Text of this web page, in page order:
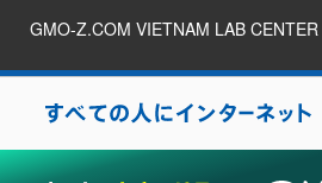
GMO-Z.COM VIETNAM LAB
2026